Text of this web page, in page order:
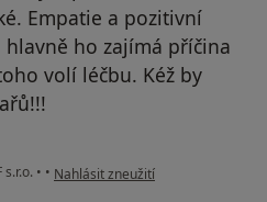
Empatie a pozitivní
ho zajímá příčina
volí léčbu. Kéž by
s.r.o. • • podle názoru uživatele Váš účet
Nahlásit zneužití